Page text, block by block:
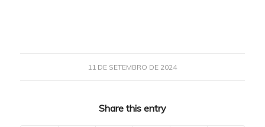
11 DE SETEMBRO DE 2024
Share this entry